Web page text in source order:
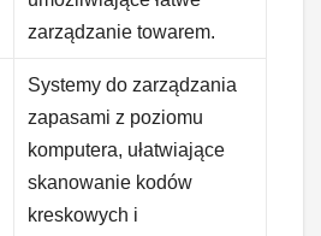
zarządzanie towarem.
Systemy do zarządzania
zapasami z poziomu
komputera, ułatwiające
skanowanie kodów
kreskowych i